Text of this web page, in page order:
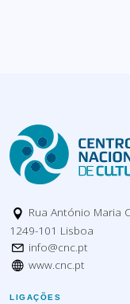
Rua António Maria
1249-101 Lisboa
info@cnc.pt
www.cnc.pt
LIGAÇÕES